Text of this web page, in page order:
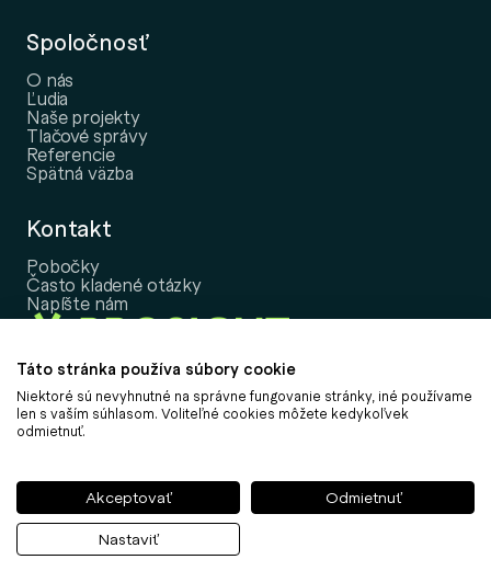
Spoločnosť
O nás
Ľudia
Naše projekty
Tlačové správy
Referencie
Spätná väzba
Kontakt
Pobočky
Často kladené otázky
Napíšte nám
Copyright © 2026, PROSIGHT Slovensko, a.s.
Informácie k udržateľnosti
Politika vybavovania sťažností
Obchodné podmienky
Táto stránka používa súbory cookie
Niektoré sú nevyhnutné na správne fungovanie stránky, iné používame
len s vaším súhlasom. Voliteľné cookies môžete kedykoľvek
odmietnuť.
Akceptovať
Odmietnuť
Nastaviť